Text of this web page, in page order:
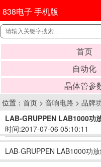
838电子 手机版
首页
自动化
晶体管参
位置： 首页 > 音响电路 > 品牌
LAB-GRUPPEN LAB1000功
时间:2017-07-06 05:10:11
LAB-GRUPPEN LAB1000功